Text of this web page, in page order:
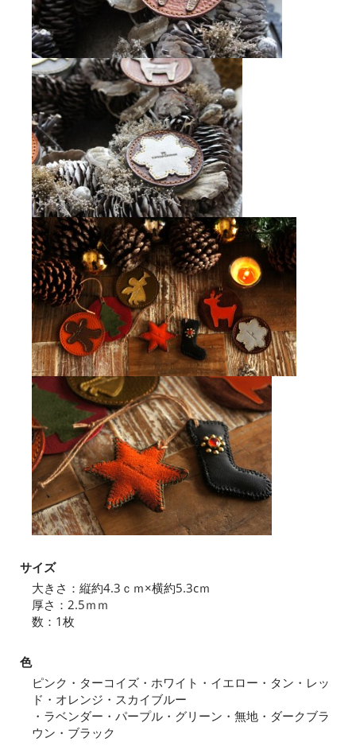
サイズ
大きさ：縦約4.3ｃｍ×横約5.3cｍ
厚さ：2.5ｍｍ
数：1枚
色
ピンク・ターコイズ・ホワイト・イエロー・タン・レッ
ド・オレンジ・スカイブルー
・ラベンダー・パープル・グリーン・無地・ダークブラ
ウン・ブラック